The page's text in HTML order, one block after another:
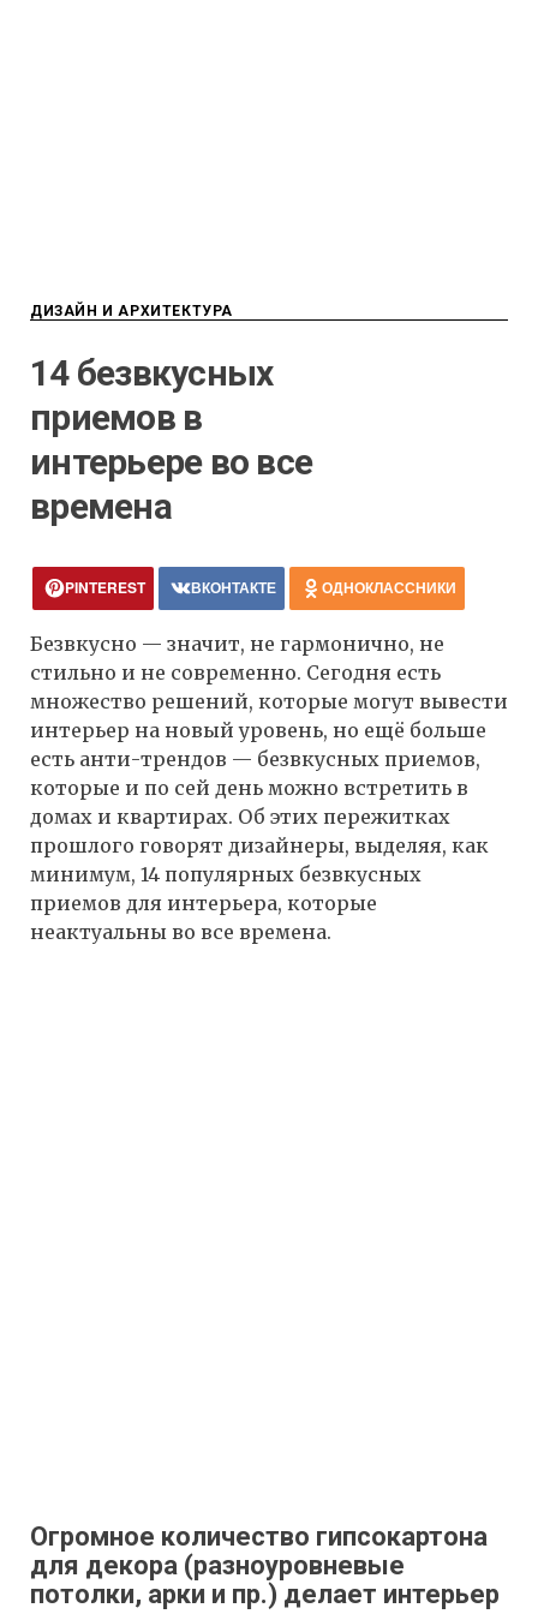
ДИЗАЙН И АРХИТЕКТУРА
14 безвкусных
приемов в
интерьере во все
времена
PINTEREST ВКОНТАКТЕ ОДНОКЛАССНИКИ
Безвкусно — значит, не гармонично, не
стильно и не современно. Сегодня есть
множество решений, которые могут вывести
интерьер на новый уровень, но ещё больше
есть анти-трендов — безвкусных приемов,
которые и по сей день можно встретить в
домах и квартирах. Об этих пережитках
прошлого говорят дизайнеры, выделяя, как
минимум, 14 популярных безвкусных
приемов для интерьера, которые
неактуальны во все времена.
Огромное количество гипсокартона
для декора (разноуровневые
потолки, арки и пр.) делает интерьер